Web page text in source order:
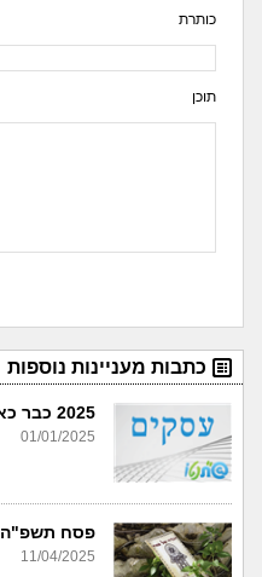
כותרת
תוכן
כתבות מעניינות נוספות
2025 כבר כאן
01/01/2025
פסח תשפ"ה
11/04/2025